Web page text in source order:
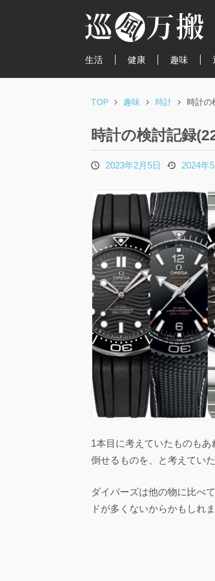
生活 健康 趣味
TOP 趣味 時計 時計の
時計の検討記録
投
日
2023年2月5日
更
日
2024年
1本目に考えていたものも
倒せるものを、と考えてい
ダイバーズは他の物に比べ
ドが多くないからかもしれま